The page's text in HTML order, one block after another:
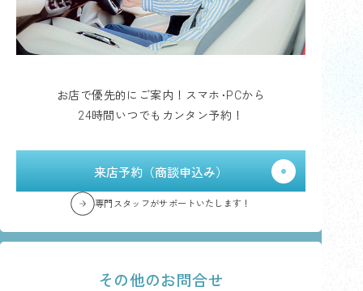
お店で優先的にご案内！スマホ･PCから
24時間いつでもカンタン予約！
来店予約（商談申込み）
専門スタッフがサポートいたします！
その他のお問合せ